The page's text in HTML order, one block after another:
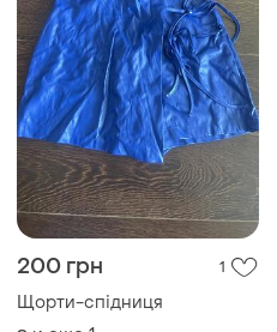
200 грн 1
Щорти-спідниця